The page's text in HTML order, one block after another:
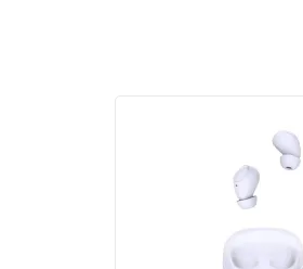
Chất âm bùng nổ
Tai Nghe
hệ thứ 2. Đây không
chỉnh riêng biệt 3 dải
nhận được những